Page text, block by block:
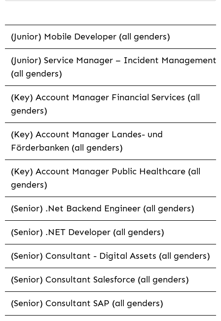
(Junior) Mobile Developer (all genders)
(Junior) Service Manager – Incident Management
(all genders)
(Key) Account Manager Financial Services (all
genders)
(Key) Account Manager Landes- und
Förderbanken (all genders)
(Key) Account Manager Public Healthcare (all
genders)
(Senior) .Net Backend Engineer (all genders)
(Senior) .NET Developer (all genders)
(Senior) Consultant - Digital Assets (all genders)
(Senior) Consultant Salesforce (all genders)
(Senior) Consultant SAP (all genders)